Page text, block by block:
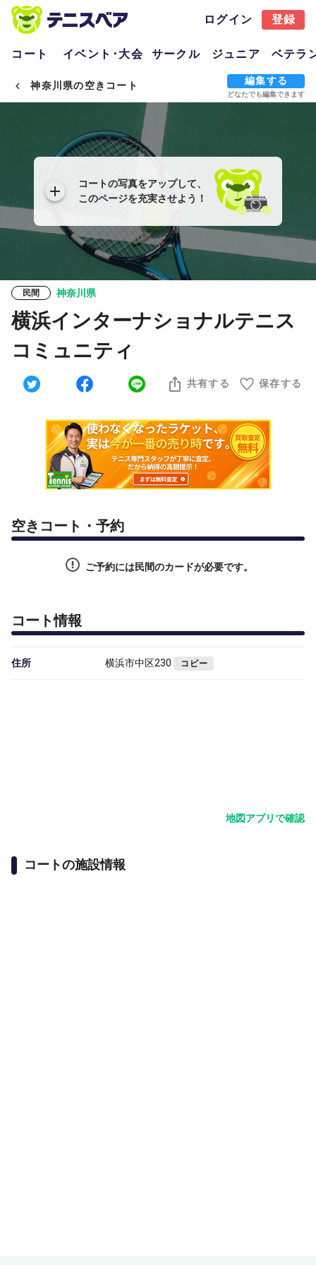
ログイン 登録
コート イベント･大会 サークル ジュニア ベテラ
神奈川県の空きコート 編集する
どなたでも編集できます
コートの写真をアップして、
このページを充実させよう！
民間 神奈川県
横浜インターナショナルテニス
コミュニティ
共有する 保存する
空きコート・予約
ご予約には民間のカードが必要です。
コート情報
住所 横浜市中区230 コピー
地図アプリで確認
コートの施設情報